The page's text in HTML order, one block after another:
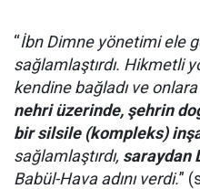
“İbn Dimne yönetimi ele
sağlamlaştırdı. Hikmetli
kendine bağladı ve
nehri üzerinde, şehrin
bir silsile (kompleks)
sağlamlaştırdı, saraydan
Babül-Hava adını verdi.”